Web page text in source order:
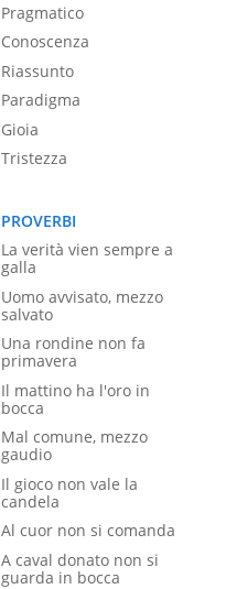
Pragmatico
Conoscenza
Riassunto
Paradigma
Gioia
Tristezza
PROVERBI
La verità vien sempre a
galla
Uomo avvisato, mezzo
salvato
Una rondine non fa
primavera
Il mattino ha l'oro in
bocca
Mal comune, mezzo
gaudio
Il gioco non vale la
candela
Al cuor non si comanda
A caval donato non si
guarda in bocca